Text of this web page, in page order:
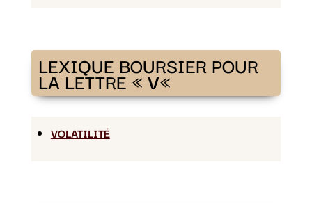
LEXIQUE BOURSIER POUR
LA LETTRE «V«
VOLATILITÉ